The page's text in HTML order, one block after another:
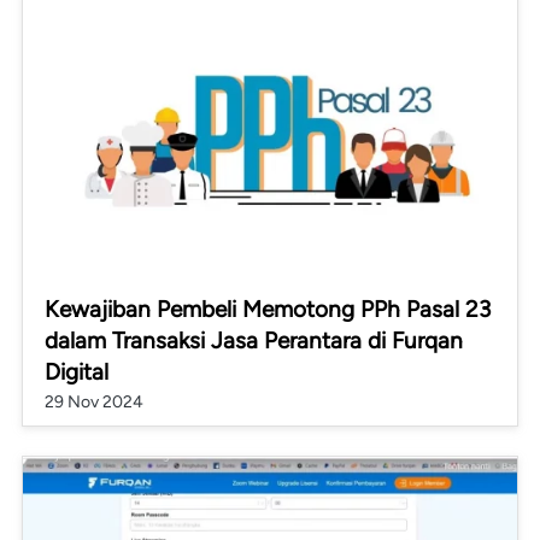
Kewajiban Pembeli Memotong PPh Pasal 23
dalam Transaksi Jasa Perantara di Furqan
Digital
29 Nov 2024